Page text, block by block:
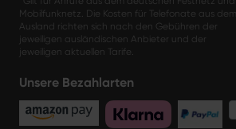
Mobilfunknetz. Die Kosten für Telefonate aus dem
Ausland richten sich nach den Gebühren der
jeweiligen ausländischen Anbieter und der
jeweiligen aktuellen Tarife.
Unsere Bezahlarten